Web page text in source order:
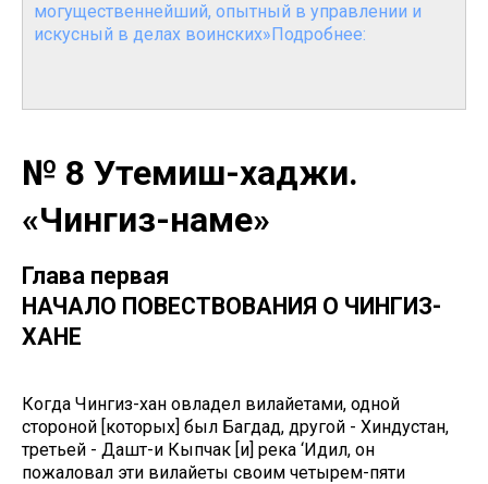
могущественнейший, опытный в управлении и
искусный в делах воинских»Подробнее:
№ 8 Утемиш-хаджи.
«Чингиз-наме»
Глава первая
НАЧАЛО ПОВЕСТВОВАНИЯ О ЧИНГИЗ-
ХАНЕ
Когда Чингиз-хан овладел вилайетами, одной
стороной [которых] был Багдад, другой - Хиндустан,
третьей - Дашт-и Кыпчак [и] река ‘Идил, он
пожаловал эти вилайеты своим четырем-пяти